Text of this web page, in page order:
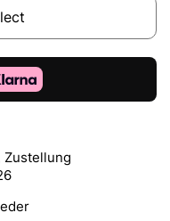
Zustellung